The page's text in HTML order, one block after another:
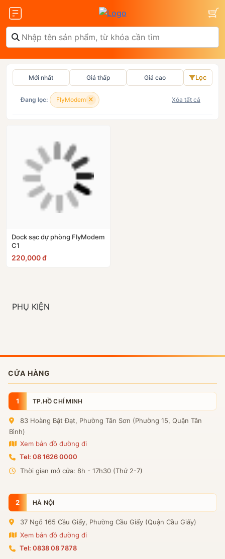
ZTE
Glocalme Tenda
Mới nhất Giá thấp Giá cao Lọc
Đang lọc: FlyModem Xóa tất cả
Dock sạc dự phòng FlyModem
C1
220,000 đ
PHỤ KIỆN
CỬA HÀNG
1 TP.HỒ CHÍ MINH
83 Hoàng Bật Đạt, Phường Tân Sơn (Phường 15, Quận Tân
Bình)
Xem bản đồ đường đi
Tel: 08 1626 0000
Thời gian mở cửa: 8h - 17h30 (Thứ 2-7)
2 HÀ NỘI
37 Ngõ 165 Cầu Giấy, Phường Cầu Giấy (Quận Cầu Giấy)
Xem bản đồ đường đi
Tel: 0838 08 7878